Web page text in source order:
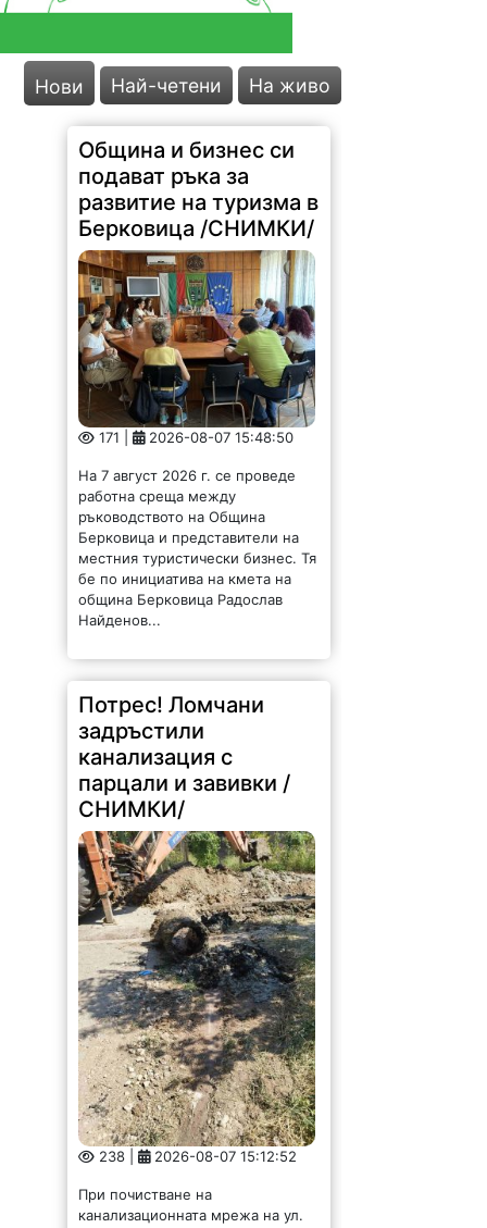
Нови Най-четени На живо
Община и бизнес си
подават ръка за
развитие на туризма в
Берковица /СНИМКИ/
171 | 2026-08-07 15:48:50
На 7 август 2026 г. се проведе
работна среща между
ръководството на Община
Берковица и представители на
местния туристически бизнес. Тя
бе по инициатива на кмета на
община Берковица Радослав
Найденов...
Потрес! Ломчани
задръстили
канализация с
парцали и завивки /
СНИМКИ/
238 | 2026-08-07 15:12:52
При почистване на
канализационната мрежа на ул.